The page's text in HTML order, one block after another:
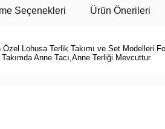
Seçenekleri Ürün Önerileri
Lohusa Terlik Takımı ve Set
Anne Tacı,Anne Terliği Mevcuttur.